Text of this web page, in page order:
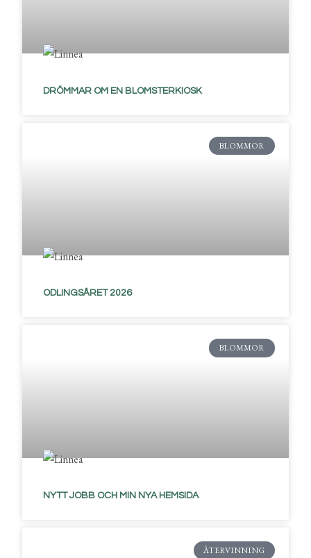
DRÖMMAR OM EN BLOMSTERKIOSK
BLOMMOR
ODLINGSÅRET 2026
BLOMMOR
NYTT JOBB OCH MIN NYA HEMSIDA
ÅTERVINNING